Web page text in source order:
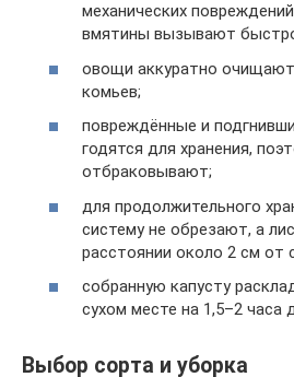
механических
вмятины вызывают
овощи аккуратно
комьев;
повреждённые и
годятся для хранения,
отбраковывают;
для продолжительного
систему не обрезают, а
расстоянии около 2 см от
собранную капусту
сухом месте на 1,5–2 часа
Выбор сорта и уборка